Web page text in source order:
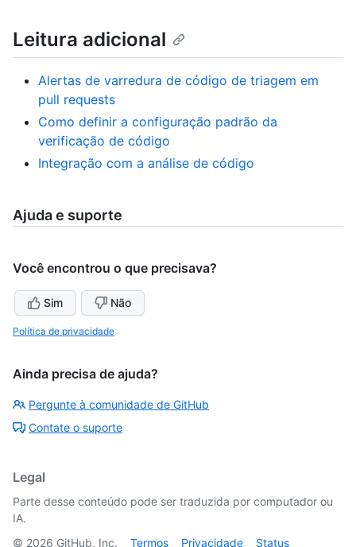
Leitura adicional
Alertas de varredura de código de triagem em
pull requests
Como definir a configuração padrão da
verificação de código
Integração com a análise de código
Ajuda e suporte
Você encontrou o que precisava?
Sim Não
Política de privacidade
Ainda precisa de ajuda?
Pergunte à comunidade de GitHub
Contate o suporte
Legal
Parte desse conteúdo pode ser traduzida por computador ou
IA.
© 2026 GitHub, Inc. Termos Privacidade Status